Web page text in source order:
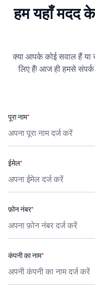
हम यहाँ मदद
क्या आपके कोई सवाल हैं या
लिए हैं! आज ही हमसे
पूरा नाम*
ईमेल*
फ़ोन नंबर*
कंपनी का नाम*